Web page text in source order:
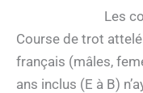
Les
Course de trot
français (mâles,
ans inclus (E à B)